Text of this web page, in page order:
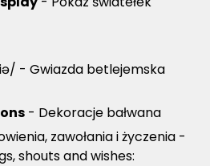
- Gwiazda betlejemska
- Dekoracje bałwana
zawołania i życzenia -
shouts and wishes: